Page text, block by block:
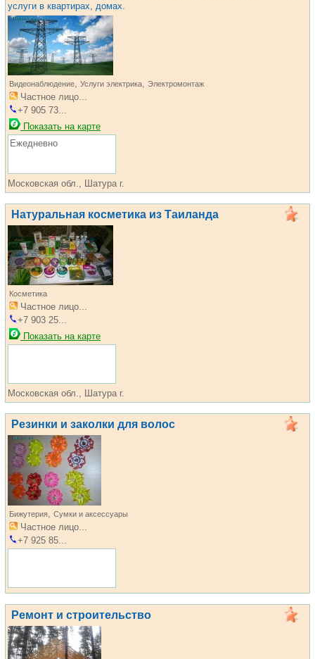
услуги в квартирах, домах.
Видеонаблюдение, Услуги электрика, Электромонтаж
Частное лицо...
+7 905 73...
Показать на карте
Ежедневно
Московская обл., Шатура г.
Натуральная косметика из Таиланда
Косметика
Частное лицо...
+7 903 25...
Показать на карте
Московская обл., Шатура г.
Резинки и заколки для волос
Бижутерия, Сумки и аксессуары
Частное лицо...
+7 925 85...
Ремонт и строительство